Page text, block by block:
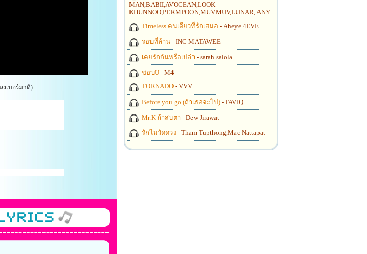
งเบอร์มาดิ)
MAN,BABII,AVOCEAN,LOOK
KHUNNOO,PERMPOON,MUVMUV,LUNAR, ANY
Timeless คนเดียวที่รักเสมอ - Aheye 4EVE
รอบที่ล้าน - INC MATAWEE
เคยรักกันหรือเปล่า - sarah salola
ชอบU - M4
TORNADO - VVV
Before you go (ถ้าเธอจะไป) - FAVIQ
Mr.K ถ้าสบตา - Dew Jirawat
รักไม่วัดดวง - Tham Tupthong,Mac Nattapat